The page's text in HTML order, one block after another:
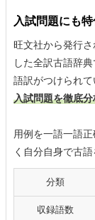
入試問題にも
旺文社から発行
した全訳古語辞
語訳がつけられて
入試問題を徹底
用例を一語一語
く自分自身で古
分類
収録語数